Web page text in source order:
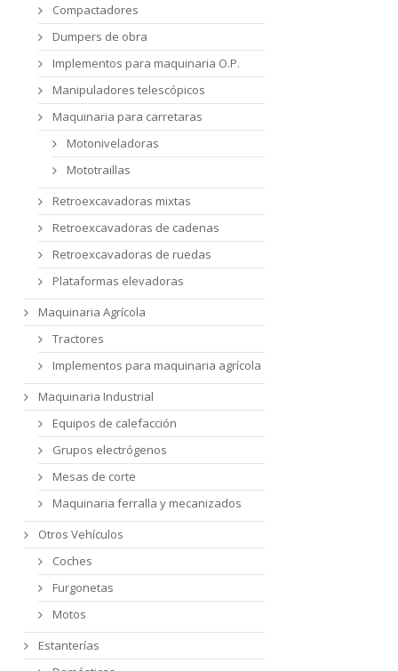
Compactadores
Dumpers de obra
Implementos para maquinaria O.P.
Manipuladores telescópicos
Maquinaria para carretaras
Motoniveladoras
Mototraillas
Retroexcavadoras mixtas
Retroexcavadoras de cadenas
Retroexcavadoras de ruedas
Plataformas elevadoras
Maquinaria Agrícola
Tractores
Implementos para maquinaria agrícola
Maquinaria Industrial
Equipos de calefacción
Grupos electrógenos
Mesas de corte
Maquinaria ferralla y mecanizados
Otros Vehículos
Coches
Furgonetas
Motos
Estanterías